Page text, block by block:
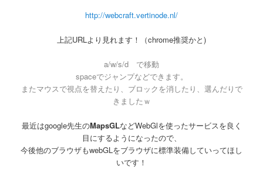
http://webcraft.vertinode.nl/
上記URLより見れます！（chrome推奨かと)
a/w/s/d で移動
spaceでジャンプなどできます。
またマウスで視点を替えたり、ブロックを消したり、選んだりで
きましたｗ
最近はgoogle先生のMapsGLなどWebGlを使ったサービスを良く
目にするようになったので、
今後他のブラウザもwebGLをブラウザに標準装備していってほし
いです！